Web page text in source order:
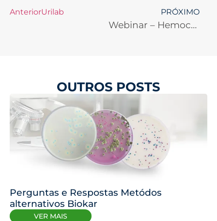
AnteriorUrilab PRÓXIMO
Webinar – Hemocultura Automatizada
OUTROS POSTS
Perguntas e Respostas Metódos
alternativos Biokar
VER MAIS